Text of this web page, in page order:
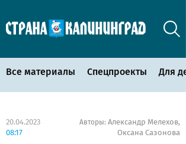
Все материалы Спецпроекты Для
20.04.2023
08:17
Авторы: Александр Мелехов,
Оксана Сазонова